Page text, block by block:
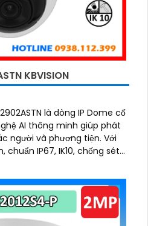
KBVISION
là dòng IP Dome cố
AI thông minh giúp phát
và phương tiện. Với
IP67, IK10, chống sét